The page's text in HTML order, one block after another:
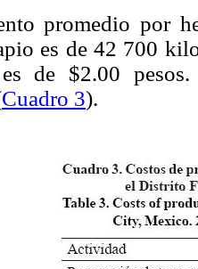
promedio por
es de 42 700
de $2.00
Cuadro 3).